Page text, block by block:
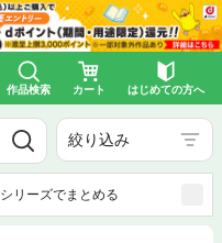
作品検索 カート はじめての方へ
絞り込み
シリーズでまとめる